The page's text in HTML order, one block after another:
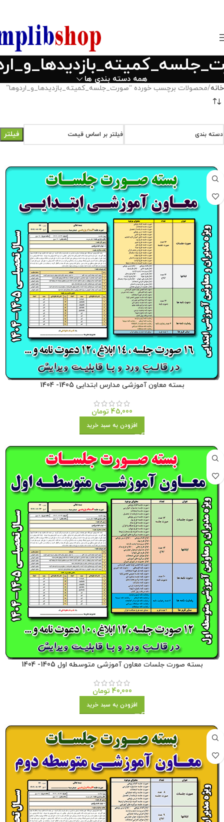
همه دسته بندی ها
خانه محصولات برچسب خورده “صورت_جلسه_کمیته_بازدیدها_و_اردوها”
دسته بندی فیلتر بر اساس قیمت فیلتر
بسته معاون آموزشی مدارس ابتدایی 1405- 1404
45,000 تومان
افزودن به سبد خرید
بسته صورت جلسات معاون آموزشی متوسطه اول 1405- 1404
40,000 تومان
افزودن به سبد خرید